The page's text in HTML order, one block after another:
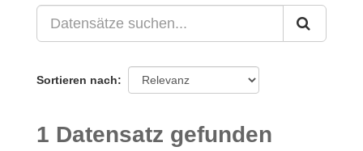
Sortieren nach
1 Datensatz gefunden